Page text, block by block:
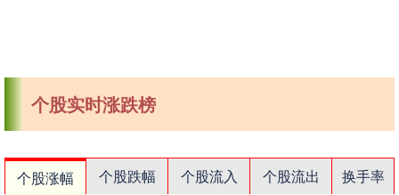
个股实时涨跌榜
个股涨幅 个股跌幅 个股流入 个股流出
换手率